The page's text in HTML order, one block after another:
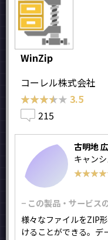
WinZip
コーレル株式会社
★★★★★
★★★★★ 3.5
215
古明地
キャン
− この製品・サービス
様々なファイルをZIP
けることができる。デ